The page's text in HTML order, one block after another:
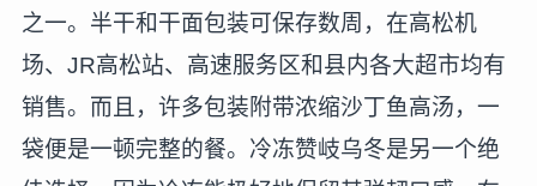
之一。半干和干面包装可保存数周，在高松机
场、JR高松站、高速服务区和县内各大超市均有
销售。而且，许多包装附带浓缩沙丁鱼高汤，一
袋便是一顿完整的餐。冷冻赞岐乌冬是另一个绝